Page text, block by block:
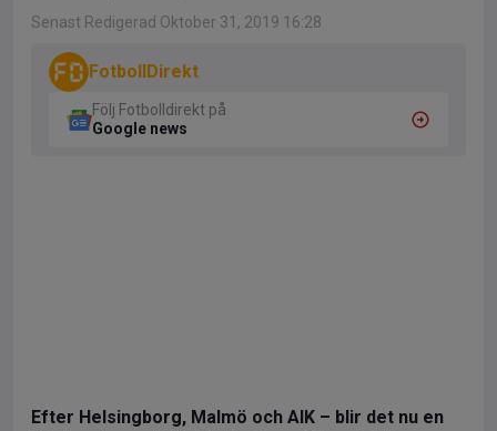
Senast Redigerad Oktober 31, 2019 16:28
FotbollDirekt
Följ Fotbolldirekt på
Google news
Efter Helsingborg, Malmö och AIK – blir det nu en